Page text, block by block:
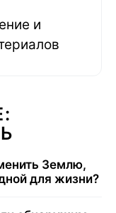
и
Землю,
для жизни?